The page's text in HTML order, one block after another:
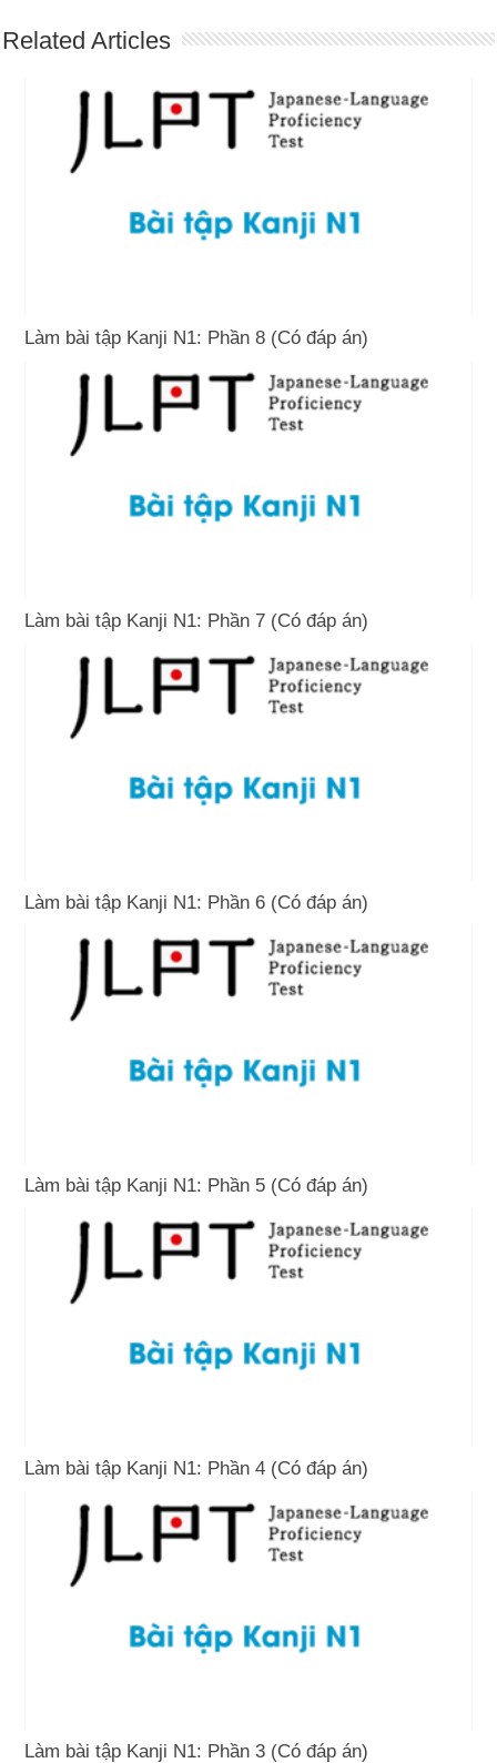
Related Articles
Làm bài tập Kanji N1: Phần 8 (Có đáp án)
Làm bài tập Kanji N1: Phần 7 (Có đáp án)
Làm bài tập Kanji N1: Phần 6 (Có đáp án)
Làm bài tập Kanji N1: Phần 5 (Có đáp án)
Làm bài tập Kanji N1: Phần 4 (Có đáp án)
Làm bài tập Kanji N1: Phần 3 (Có đáp án)